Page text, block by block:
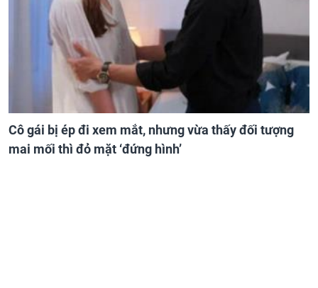
Cô gái bị ép đi xem mắt, nhưng vừa thấy đối tượng
mai mối thì đỏ mặt ‘đứng hình’